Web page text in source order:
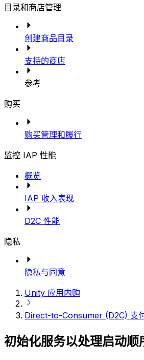
目录和商店管理
创建商品目录
支持的商店
参考
购买
购买管理和履行
监控 IAP 性能
概览
IAP 收入表现
D2C 性能
隐私
隐私与同意
Unity 应用内购
Direct-to-Consumer (D2C) 支
初始化服务以处理启动顺